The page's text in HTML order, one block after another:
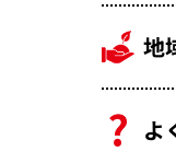
地
よ